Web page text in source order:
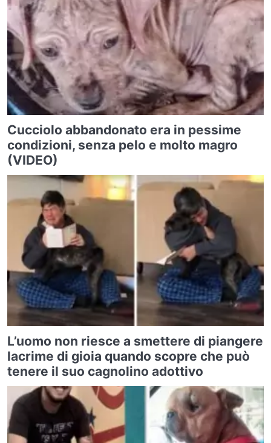
Cucciolo abbandonato era in pessime
condizioni, senza pelo e molto magro
(VIDEO)
L’uomo non riesce a smettere di piangere
lacrime di gioia quando scopre che può
tenere il suo cagnolino adottivo